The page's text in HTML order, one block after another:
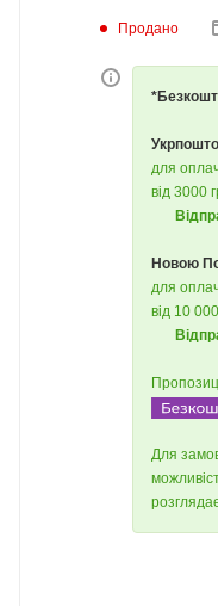
Продано
для
від 3000
Новою
для
від 10
Для